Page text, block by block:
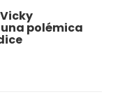
polémica